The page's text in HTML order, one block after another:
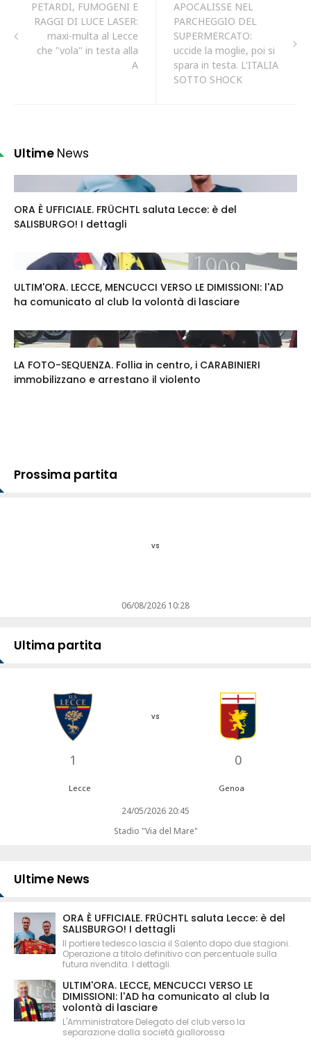
PETARDI, FUMOGENI E
RAGGI DI LUCE LASER:
maxi-multa al Lecce
che "vola" in testa alla
A
APOCALISSE NEL
PARCHEGGIO DEL
SUPERMERCATO:
uccide la moglie, poi si
spara in testa. L'ITALIA
SOTTO SHOCK
Ultime News
ORA È UFFICIALE. FRÜCHTL saluta Lecce: è del
SALISBURGO! I dettagli
ULTIM'ORA. LECCE, MENCUCCI VERSO LE DIMISSIONI: l'AD
ha comunicato al club la volontà di lasciare
LA FOTO-SEQUENZA. Follia in centro, i CARABINIERI
immobilizzano e arrestano il violento
Prossima partita
vs
06/08/2026 10:28
Ultima partita
1
vs
0
Lecce Genoa
24/05/2026 20:45
Stadio "Via del Mare"
Ultime News
ORA È UFFICIALE. FRÜCHTL saluta Lecce: è del
SALISBURGO! I dettagli
Il portiere tedesco lascia il Salento dopo due stagioni.
Operazione a titolo definitivo con percentuale sulla
futura rivendita. I dettagli.
ULTIM'ORA. LECCE, MENCUCCI VERSO LE
DIMISSIONI: l'AD ha comunicato al club la
volontà di lasciare
L'Amministratore Delegato del club verso la
separazione dalla società giallorossa